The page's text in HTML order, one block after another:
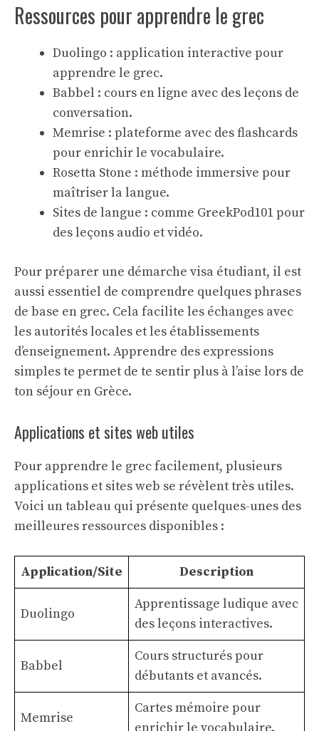
Ressources pour apprendre le grec
Duolingo : application interactive pour
apprendre le grec.
Babbel : cours en ligne avec des leçons de
conversation.
Memrise : plateforme avec des flashcards
pour enrichir le vocabulaire.
Rosetta Stone : méthode immersive pour
maîtriser la langue.
Sites de langue : comme GreekPod101 pour
des leçons audio et vidéo.
Pour préparer une démarche visa étudiant, il est
aussi essentiel de comprendre quelques phrases
de base en grec. Cela facilite les échanges avec
les autorités locales et les établissements
d’enseignement. Apprendre des expressions
simples te permet de te sentir plus à l’aise lors de
ton séjour en Grèce.
Applications et sites web utiles
Pour apprendre le grec facilement, plusieurs
applications et sites web se révèlent très utiles.
Voici un tableau qui présente quelques-unes des
meilleures ressources disponibles :
Application/Site Description
Duolingo
Apprentissage ludique avec
des leçons interactives.
Babbel
Cours structurés pour
débutants et avancés.
Memrise
Cartes mémoire pour